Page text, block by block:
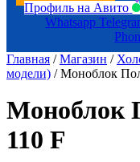
Профиль на Авито
Whatsapp
Главная /Магазин /
модели) / Моноблок
Моноблок
110 F